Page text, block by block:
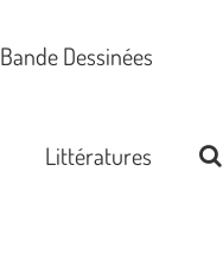
Bande Dessinées
Littératures